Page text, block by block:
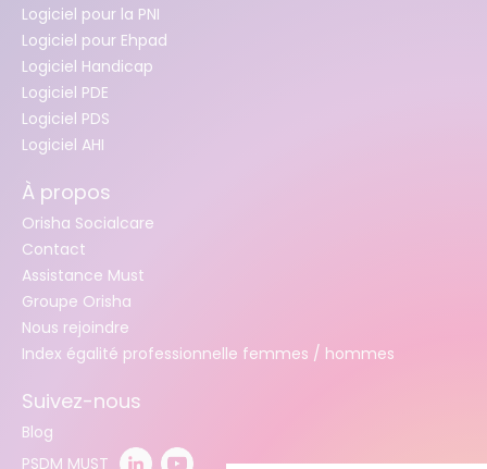
Logiciel pour la PNI
Logiciel pour Ehpad
Logiciel Handicap
Logiciel PDE
Logiciel PDS
Logiciel AHI
À propos
Orisha Socialcare
Contact
Assistance Must
Groupe Orisha
Nous rejoindre
Index égalité professionnelle femmes / hommes
Suivez-nous
Blog
PSDM MUST